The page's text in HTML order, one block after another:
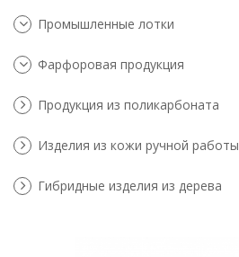
Промышленные лотки
Фарфоровая продукция
Продукция из поликарбоната
Изделия из кожи ручной работы
Гибридные изделия из дерева